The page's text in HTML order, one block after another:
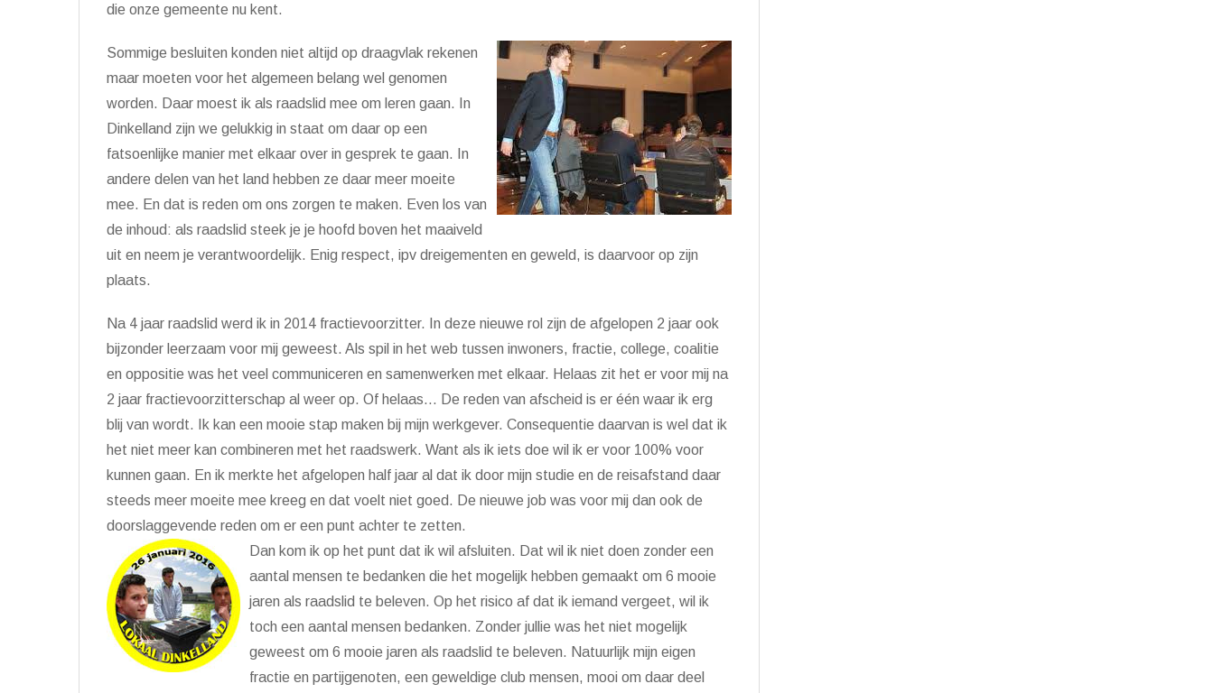
die onze gemeente nu kent.
Sommige besluiten konden niet altijd op draagvlak rekenen
maar moeten voor het algemeen belang wel genomen
worden. Daar moest ik als raadslid mee om leren gaan. In
Dinkelland zijn we gelukkig in staat om daar op een
fatsoenlijke manier met elkaar over in gesprek te gaan. In
andere delen van het land hebben ze daar meer moeite
mee. En dat is reden om ons zorgen te maken. Even los van
de inhoud: als raadslid steek je je hoofd boven het maaiveld
uit en neem je verantwoordelijk. Enig respect, ipv dreigementen en geweld, is daarvoor op zijn
plaats.
Na 4 jaar raadslid werd ik in 2014 fractievoorzitter. In deze nieuwe rol zijn de afgelopen 2 jaar ook
bijzonder leerzaam voor mij geweest. Als spil in het web tussen inwoners, fractie, college, coalitie
en oppositie was het veel communiceren en samenwerken met elkaar. Helaas zit het er voor mij na
2 jaar fractievoorzitterschap al weer op. Of helaas… De reden van afscheid is er één waar ik erg
blij van wordt. Ik kan een mooie stap maken bij mijn werkgever. Consequentie daarvan is wel dat ik
het niet meer kan combineren met het raadswerk. Want als ik iets doe wil ik er voor 100% voor
kunnen gaan. En ik merkte het afgelopen half jaar al dat ik door mijn studie en de reisafstand daar
steeds meer moeite mee kreeg en dat voelt niet goed. De nieuwe job was voor mij dan ook de
doorslaggevende reden om er een punt achter te zetten.
Dan kom ik op het punt dat ik wil afsluiten. Dat wil ik niet doen zonder een
aantal mensen te bedanken die het mogelijk hebben gemaakt om 6 mooie
jaren als raadslid te beleven. Op het risico af dat ik iemand vergeet, wil ik
toch een aantal mensen bedanken. Zonder jullie was het niet mogelijk
geweest om 6 mooie jaren als raadslid te beleven. Natuurlijk mijn eigen
fractie en partijgenoten, een geweldige club mensen, mooi om daar deel